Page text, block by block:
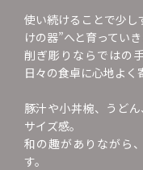
使い続けることで少し
けの器”へと育っていき
削ぎ彫りならではの
日々の食卓に心地よく
豚汁や小丼椀、うど
サイズ感。
和の趣がありながら
す。